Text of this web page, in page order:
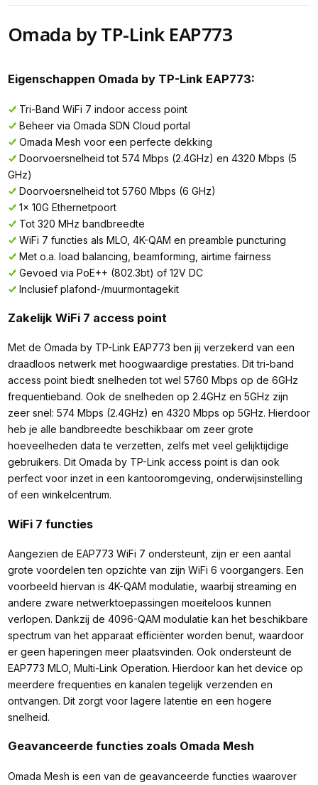
Omada by TP-Link EAP773
Eigenschappen Omada by TP-Link EAP773:
Tri-Band WiFi 7 indoor access point
Beheer via Omada SDN Cloud portal
Omada Mesh voor een perfecte dekking
Doorvoersnelheid tot 574 Mbps (2.4GHz) en 4320 Mbps (5
GHz)
Doorvoersnelheid tot 5760 Mbps (6 GHz)
1x 10G Ethernetpoort
Tot 320 MHz bandbreedte
WiFi 7 functies als MLO, 4K-QAM en preamble puncturing
Met o.a. load balancing, beamforming, airtime fairness
Gevoed via PoE++ (802.3bt) of 12V DC
Inclusief plafond-/muurmontagekit
Zakelijk WiFi 7 access point
Met de Omada by TP-Link EAP773 ben jij verzekerd van een
draadloos netwerk met hoogwaardige prestaties. Dit tri-band
access point biedt snelheden tot wel 5760 Mbps op de 6GHz
frequentieband. Ook de snelheden op 2.4GHz en 5GHz zijn
zeer snel: 574 Mbps (2.4GHz) en 4320 Mbps op 5GHz. Hierdoor
heb je alle bandbreedte beschikbaar om zeer grote
hoeveelheden data te verzetten, zelfs met veel gelijktijdige
gebruikers. Dit Omada by TP-Link access point is dan ook
perfect voor inzet in een kantooromgeving, onderwijsinstelling
of een winkelcentrum.
WiFi 7 functies
Aangezien de EAP773 WiFi 7 ondersteunt, zijn er een aantal
grote voordelen ten opzichte van zijn WiFi 6 voorgangers. Een
voorbeeld hiervan is 4K-QAM modulatie, waarbij streaming en
andere zware netwerktoepassingen moeiteloos kunnen
verlopen. Dankzij de 4096-QAM modulatie kan het beschikbare
spectrum van het apparaat efficiënter worden benut, waardoor
er geen haperingen meer plaatsvinden. Ook ondersteunt de
EAP773 MLO, Multi-Link Operation. Hierdoor kan het device op
meerdere frequenties en kanalen tegelijk verzenden en
ontvangen. Dit zorgt voor lagere latentie en een hogere
snelheid.
Geavanceerde functies zoals Omada Mesh
Omada Mesh is een van de geavanceerde functies waarover